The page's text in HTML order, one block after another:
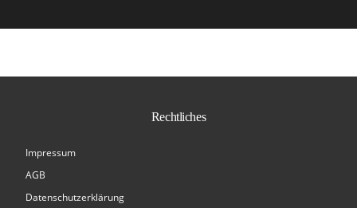
Rechtliches
Impressum
AGB
Datenschutzerklärung